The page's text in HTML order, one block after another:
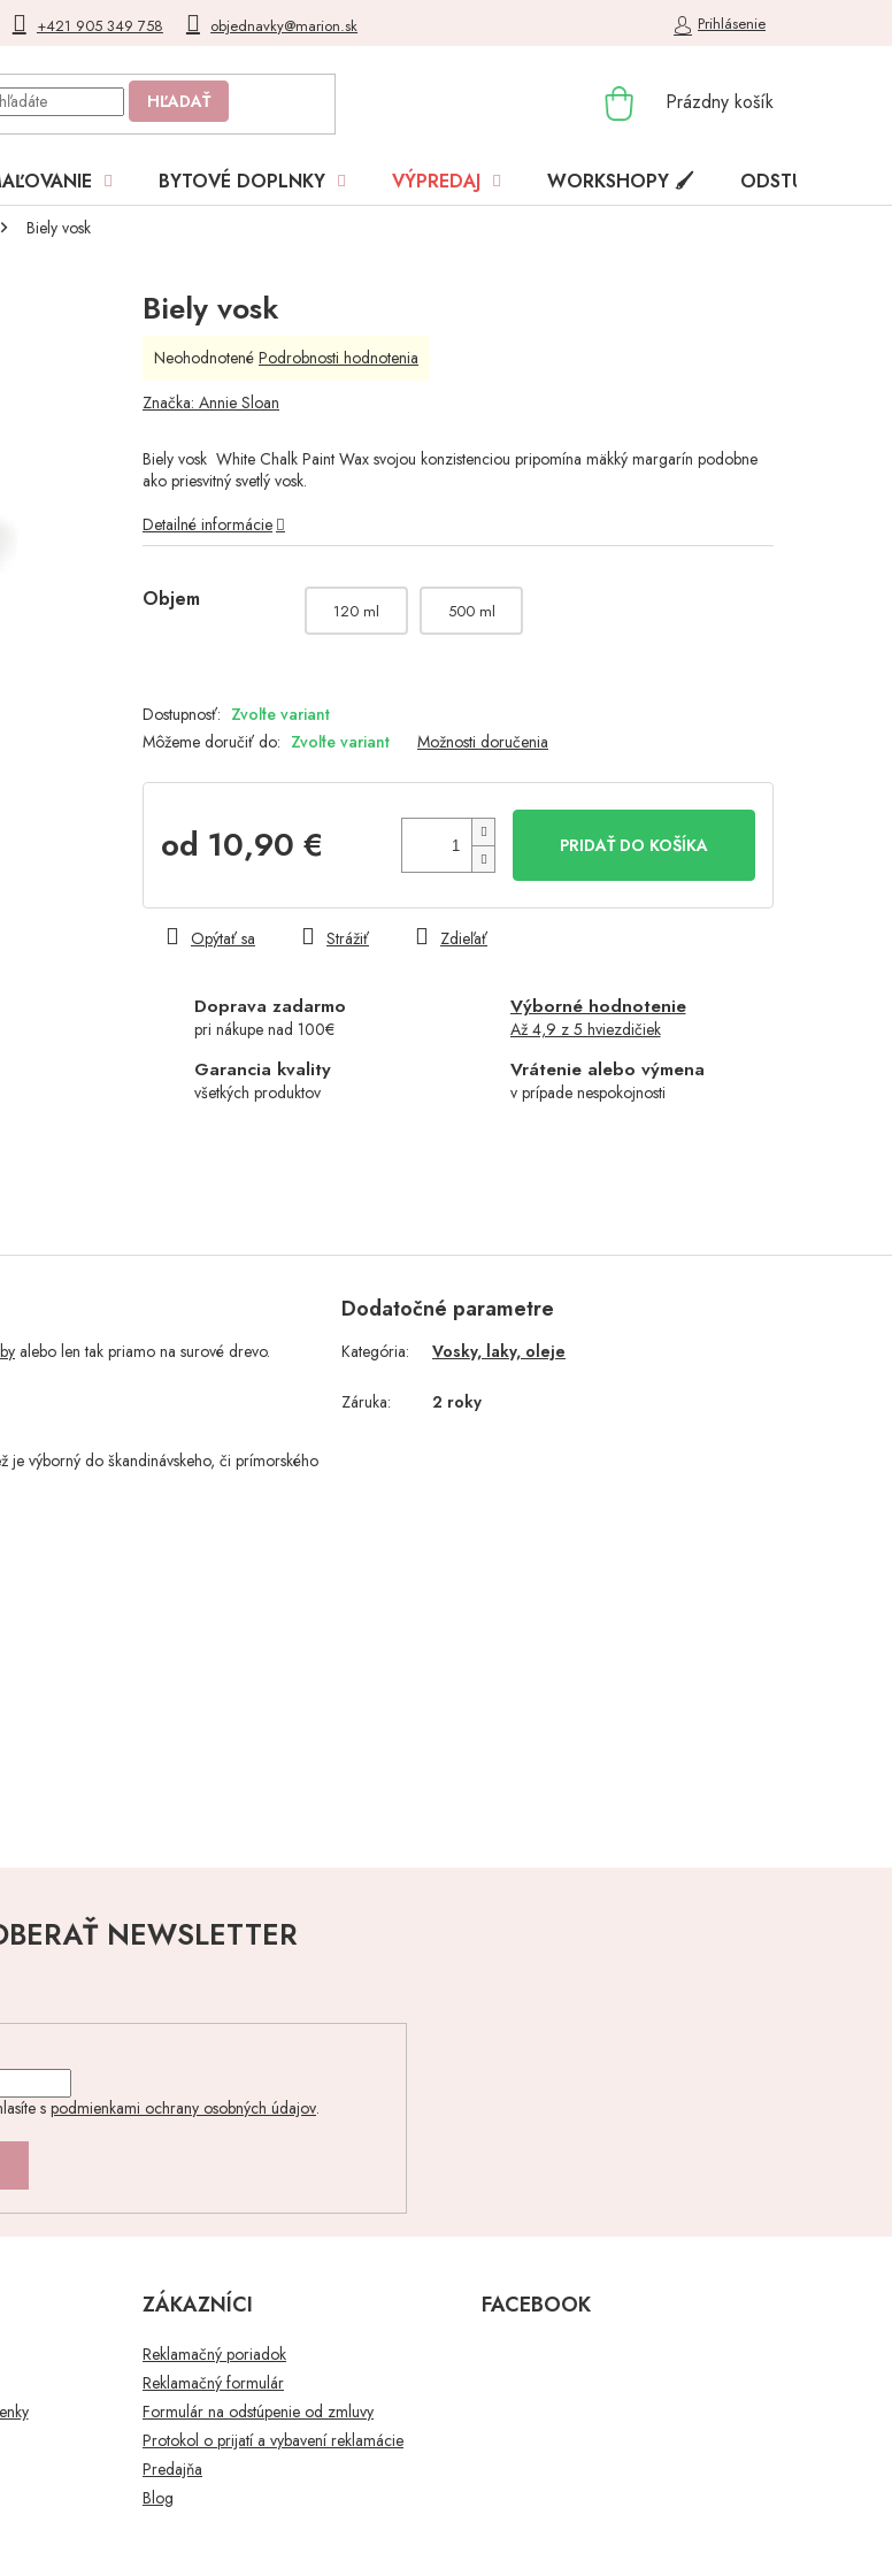
+421 905 349 758 objednavky@marion.sk
Blog Moja objednávka Prihlásenie
HĽADAŤ
NÁKUPNÝ
Prázdny košík
BYTOVÉ DOPLNKY VÝPREDAJ WORKSHOPY 🖌️ ODSTÚPENIE
Biely vosk
Biely vosk
Objem 120 ml 500 ml
Zvoľte variant
Môžeme doručiť do: Zvoľte variant Možnosti doručenia
od 10,90 €
cena:
PRIDAŤ DO KOŠÍKA
Doprava zadarmo
pri nákupe nad 100€
Výborné hodnotenie
Až 4,9 z 5 hviezdičiek
Garancia kvality
všetkých produktov
Vrátenie alebo výmena
v prípade nespokojnosti
Biely vosk White Chalk Paint Wax svojou konzistenciou pripomína mäkký margarín podobne
ako priesvitný svetlý vosk.
Detailné informácie
Opýtať sa Strážiť Zdieľať
Priemerné
produktu
z
5
Neohodnotené Podrobnosti hodnotenia
Značka: Annie Sloan
alebo len tak priamo na surové drevo.
je výborný do škandinávskeho, či prímorského
Dodatočné parametre
Kategória: Vosky, laky, oleje
Záruka: 2 roky
NEWSLETTER
s podmienkami ochrany osobných údajov.
ZÁKAZNÍCI
Reklamačný poriadok
Reklamačný formulár
Formulár na odstúpenie od zmluvy
Protokol o prijatí a vybavení reklamácie
Predajňa
Blog
FACEBOOK